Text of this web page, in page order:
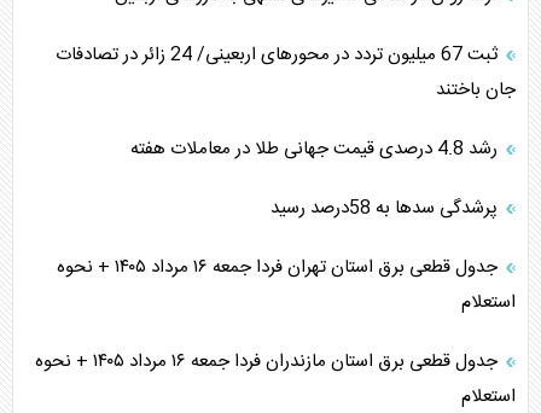
‌‌ثبت 67 میلیون تردد در محورهای اربعینی/ 24 زائر در تصادفات
جان باختند
رشد 4.8 درصدی قیمت جهانی طلا در معاملات هفته
پرشدگی سدها به 58درصد رسید
جدول قطعی برق استان تهران فردا جمعه ۱۶ مرداد ۱۴۰۵ + نحوه
استعلام
جدول قطعی برق استان مازندران فردا جمعه ۱۶ مرداد ۱۴۰۵ + نحوه
استعلام